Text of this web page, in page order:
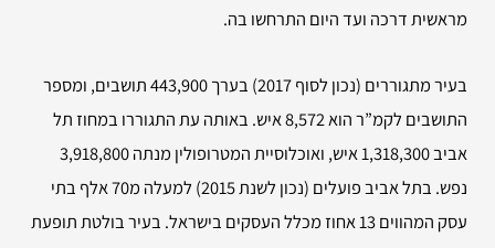
מראשית דרכה ועד היום התרחשו בה.
בעיר מתגוררים (נכון לסוף 2017) בערך 443,900 תושבים, ומספר
התושבים לקמ”ר הוא 8,572 איש. באותה עת התגוררו במחוז תל
אביב 1,318,300 איש, ואוכלוסיית המטרופולין מנתה 3,918,800
נפש. בתל אביב פועלים (נכון לשנת 2015) למעלה מ70 אלף בתי
עסק המהווים 13 אחוז מכלל העסקים בישראל. בעיר בולטת תופעת